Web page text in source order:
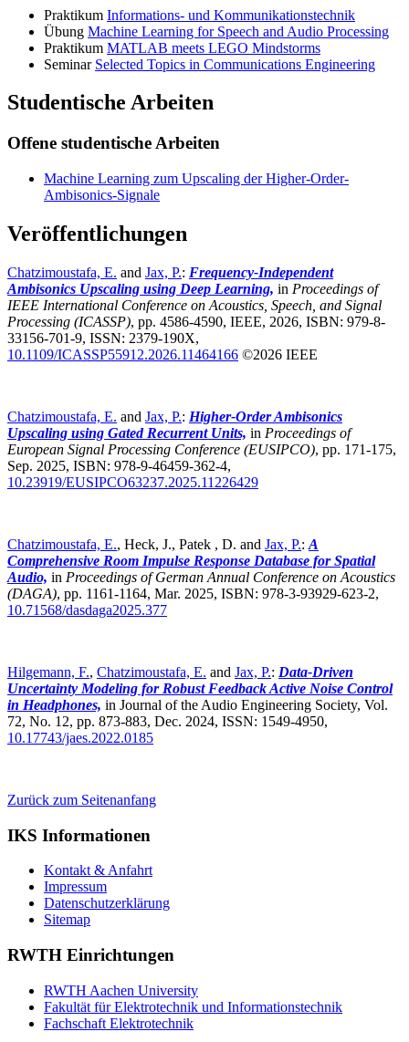
Praktikum Informations- und Kommunikationstechnik
Übung Machine Learning for Speech and Audio Processing
Praktikum MATLAB meets LEGO Mindstorms
Seminar Selected Topics in Communications Engineering
Studentische Arbeiten
Offene studentische Arbeiten
Machine Learning zum Upscaling der Higher-Order-
Ambisonics-Signale
Veröffentlichungen
Chatzimoustafa, E. and Jax, P.: Frequency-Independent
Ambisonics Upscaling using Deep Learning, in Proceedings of
IEEE International Conference on Acoustics, Speech, and Signal
Processing (ICASSP), pp. 4586-4590, IEEE, 2026, ISBN: 979-8-
33156-701-9, ISSN: 2379-190X,
10.1109/ICASSP55912.2026.11464166 ©2026 IEEE
Chatzimoustafa, E. and Jax, P.: Higher-Order Ambisonics
Upscaling using Gated Recurrent Units, in Proceedings of
European Signal Processing Conference (EUSIPCO), pp. 171-175,
Sep. 2025, ISBN: 978-9-46459-362-4,
10.23919/EUSIPCO63237.2025.11226429
Chatzimoustafa, E., Heck, J., Patek , D. and Jax, P.: A
Comprehensive Room Impulse Response Database for Spatial
Audio, in Proceedings of German Annual Conference on Acoustics
(DAGA), pp. 1161-1164, Mar. 2025, ISBN: 978-3-93929-623-2,
10.71568/dasdaga2025.377
Hilgemann, F., Chatzimoustafa, E. and Jax, P.: Data-Driven
Uncertainty Modeling for Robust Feedback Active Noise Control
in Headphones, in Journal of the Audio Engineering Society, Vol.
72, No. 12, pp. 873-883, Dec. 2024, ISSN: 1549-4950,
10.17743/jaes.2022.0185
Zurück zum Seitenanfang
IKS Informationen
Kontakt & Anfahrt
Impressum
Datenschutzerklärung
Sitemap
RWTH Einrichtungen
RWTH Aachen University
Fakultät für Elektrotechnik und Informationstechnik
Fachschaft Elektrotechnik